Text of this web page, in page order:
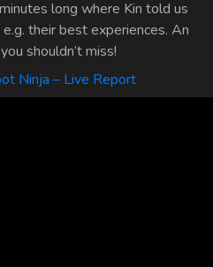
long where Kin told us
their best experiences. An
shouldn’t miss!
Ninja – Live Report